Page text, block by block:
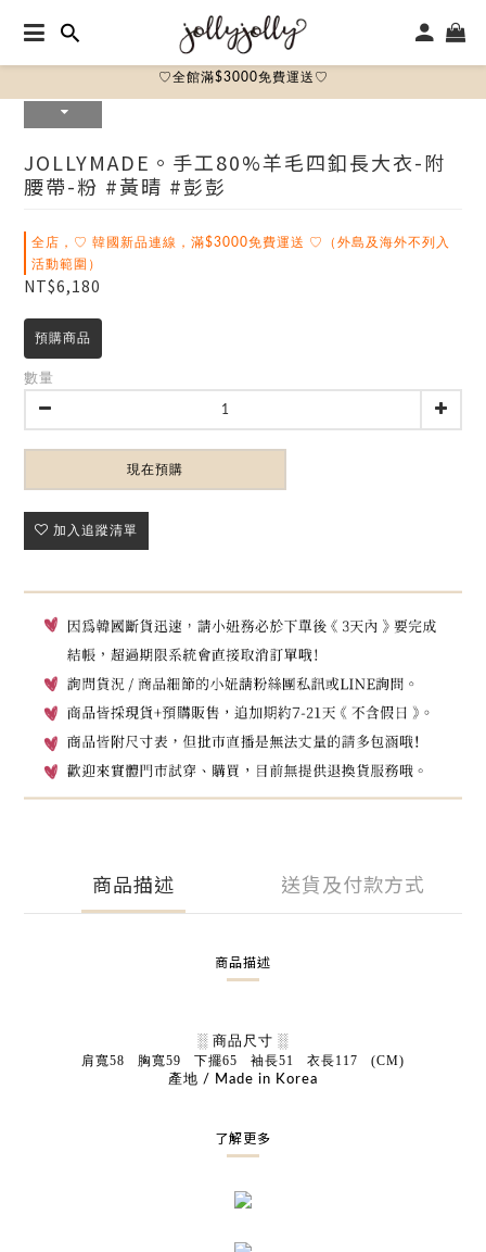
♡全館滿$3000免費運送♡
JOLLYMADE。手工80%羊毛四釦長大衣-附
腰帶-粉 #黃晴 #彭彭
全店，♡ 韓國新品連線，滿$3000免費運送 ♡（外島及海外不列入
活動範圍）
NT$6,180
預購商品
數量
現在預購
加入追蹤清單
商品描述 送貨及付款方式
商品描述
░ 商品尺寸 ░
肩寬58 胸寬59 下擺65 袖長51 衣長117 (CM)
產地 / Made in Korea
了解更多